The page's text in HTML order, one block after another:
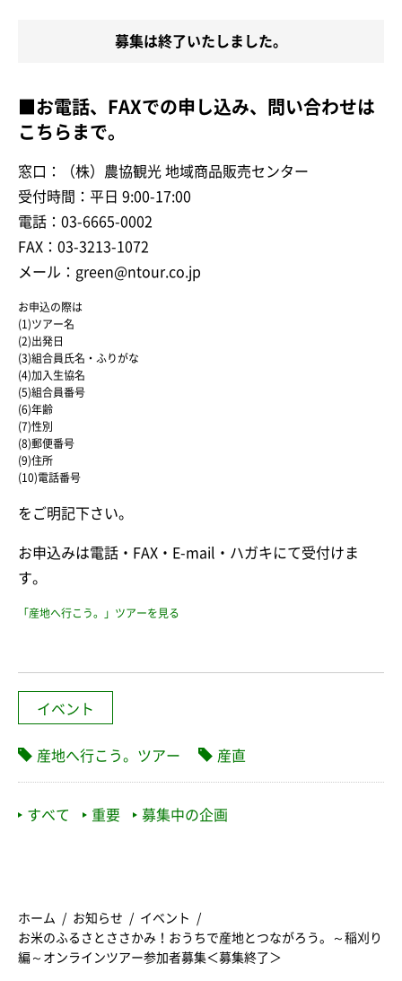
募集は終了いたしました。
■お電話、FAXでの申し込み、問い合わせは
こちらまで。
窓口：（株）農協観光 地域商品販売センター
受付時間：平日 9:00-17:00
電話：03-6665-0002
FAX：03-3213-1072
メール：green@ntour.co.jp
お申込の際は
(1)ツアー名
(2)出発日
(3)組合員氏名・ふりがな
(4)加入生協名
(5)組合員番号
(6)年齢
(7)性別
(8)郵便番号
(9)住所
(10)電話番号
をご明記下さい。
お申込みは電話・FAX・E-mail・ハガキにて受付けま
す。
「産地へ行こう。」ツアーを見る
イベント
産地へ行こう。ツアー 産直
すべて 重要 募集中の企画
ホーム お知らせ
イベント
お米のふるさとささかみ！おうちで産地とつながろう。～稲刈り
編～オンラインツアー参加者募集＜募集終了＞